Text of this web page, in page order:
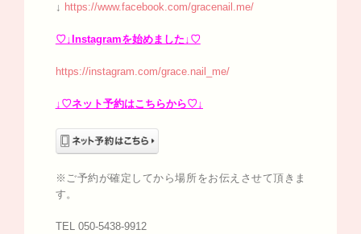
↓ https://www.facebook.com/gracenail.me/
♡↓Instagramを始めました↓♡
https://instagram.com/grace.nail_me/
↓♡ネット予約はこちらから♡↓
※ご予約が確定してから場所をお伝えさせて頂きま
す。
TEL 050-5438-9912